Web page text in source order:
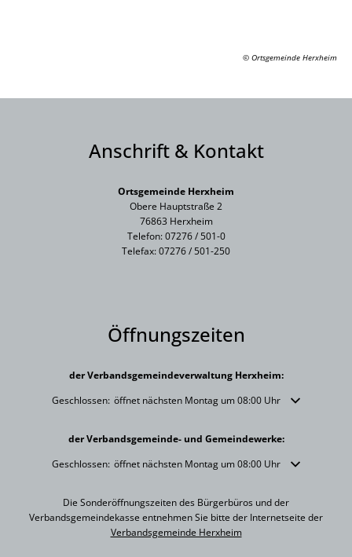
© Ortsgemeinde Herxheim
Anschrift & Kontakt
Ortsgemeinde Herxheim
Obere Hauptstraße 2
76863 Herxheim
Telefon: 07276 / 501-0
Telefax: 07276 / 501-250
Öffnungszeiten
der Verbandsgemeindeverwaltung Herxheim:
Klicken, um weitere Öffnungs- oder Schließzeiten auszublenden
Geschlossen: öffnet nächsten Montag um 08:00 Uhr
der Verbandsgemeinde- und Gemeindewerke:
Klicken, um weitere Öffnungs- oder Schließzeiten auszublenden
Geschlossen: öffnet nächsten Montag um 08:00 Uhr
Die Sonderöffnungszeiten des Bürgerbüros und der
Verbandsgemeindekasse entnehmen Sie bitte der Internetseite der
Verbandsgemeinde Herxheim